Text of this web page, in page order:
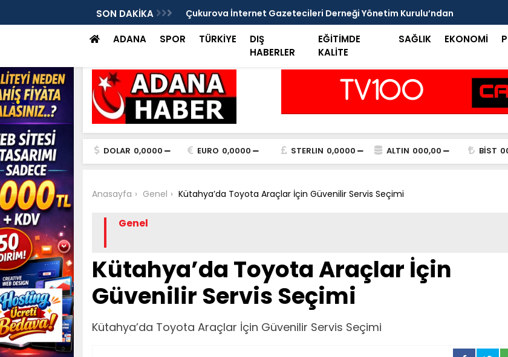
SON DAKİKA
Dijital Tarımı Yerinde İnceledi
Çukurova İnternet Gazetecileri Derneği Yönetim Kurulu’ndan
Kamuoyuna Açıklama
ADANA SPOR TÜRKİYE
DIŞ
HABERLER
EĞİTİMDE
KALİTE
SAĞLIK EKONOMİ
DOLAR 0,0000 EURO 0,0000 STERLIN 0,0000 ALTIN 000,00 BİST
Anasayfa Genel Kütahya’da Toyota Araçlar İçin Güvenilir Servis Seçimi
Genel
Kütahya’da Toyota Araçlar İçin
Güvenilir Servis Seçimi
Kütahya’da Toyota Araçlar İçin Güvenilir Servis Seçimi